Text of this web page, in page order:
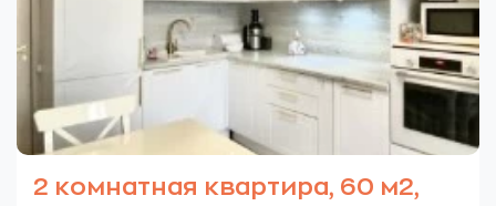
2 комнатная квартира, 60 м2,